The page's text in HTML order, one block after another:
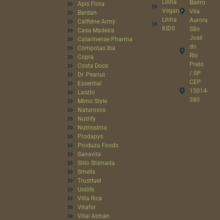
Apis Flora
Bardan
Caffeine Army
Casa Madeira
Catarinense Pharma
Compotas Iba
Copra
Costa Doce
Dr. Peanut
Essential
Laszlo
Mimo Style
Naturovos
Nutrify
Nutrissima
Prodapys
Produza Foods
Sanavita
Sitio Shimada
Smells
Trustfuel
Unilife
Villa Rica
Vitafor
Vital Atman
Linha
Vegana
Linha
KIDS
Bairro
Vila
Aurora
São
José
do
Rio
Preto
/ SP
CEP:
15014-
380